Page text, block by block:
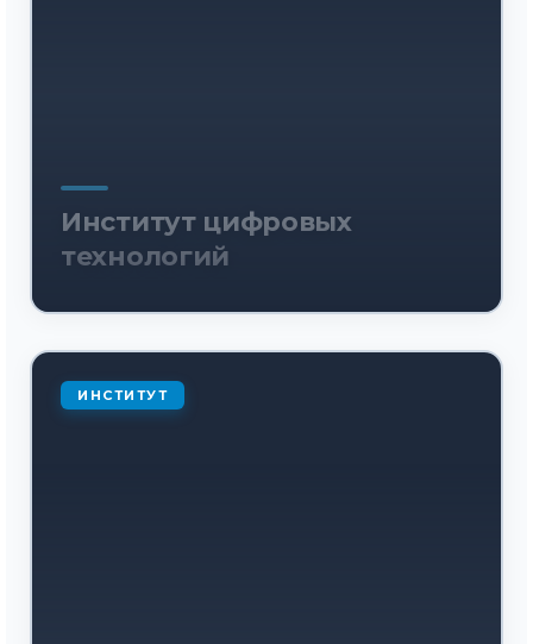
Институт цифровых
технологий
ИНСТИТУТ